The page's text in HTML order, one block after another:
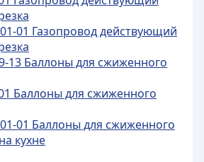
01 Газопровод действующий
13 Баллоны для сжиженного
Баллоны для сжиженного
01 Баллоны для сжиженного
кухне